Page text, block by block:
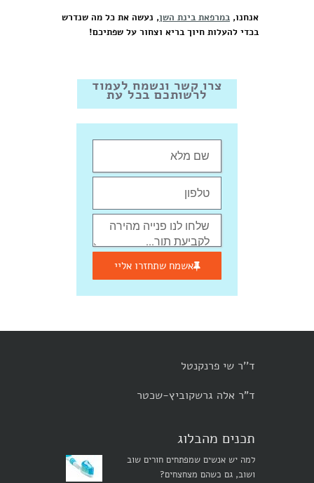
אנחנו, במרפאת בינת השן, נעשה את כל מה שנדרש
בכדי להעלות חיוך בריא וצחור על שפתיכם!
צרו קשר ונשמח לעמוד
לרשותכם בכל עת
אשמח שתחזרו אליי
ד''ר שי פרנקנטל
ד"ר אלה גרשקוביץ-שכטר
תכנים מהבלוג
למה יש אנשים שמפתחים חורים שוב
ושוב, גם כשהם מצחצחים?